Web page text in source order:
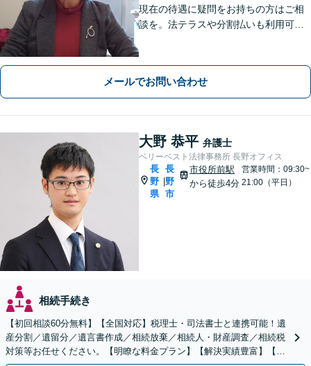
現在の待遇に疑問をお持ちの方はご相
談を。法テラスや分割払いも利用可
メールでお問い合わせ
大野 恭平 弁護士
ベリーベスト法律事務所 長野オフィス
長
野
県
|
長
野
市
市役所前駅
から徒歩4分
営業時間：09:30~
21:00（平日）
相続手続き
【初回相談60分無料】【全国対応】税理士・司法書士と連携可能！遺
産分割／遺留分／遺言書作成／相続放棄／相続人・財産調査／相続税
対策等お任せください。【明瞭な料金プラン】【解決実績豊富】【電